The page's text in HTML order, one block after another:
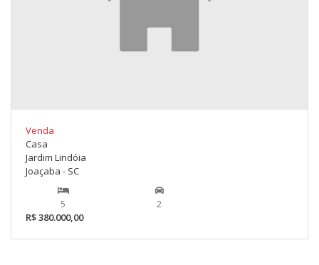
Venda
Casa
Jardim Lindóia
Joaçaba - SC
5
2
R$ 380.000,00